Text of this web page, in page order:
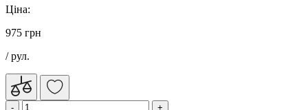
Ціна:
975 грн
/ рул.